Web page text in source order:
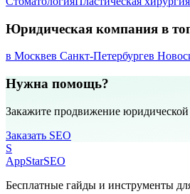
Юридическая компания в
в Москвев Санкт-Петербургев
Нужна помощь?
Закажите продвижение
Заказать SEO
S
AppStarSEO
Бесплатные гайды и инструменты